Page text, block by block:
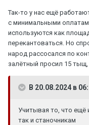
Так-то у нас ещё
с минимальными
используются как
перекантоваться. Но
народ рассосался по
залётный просил 15 тыщ,
В 20.08.2024 в
Учитывая то, что ещё
так и станочникам